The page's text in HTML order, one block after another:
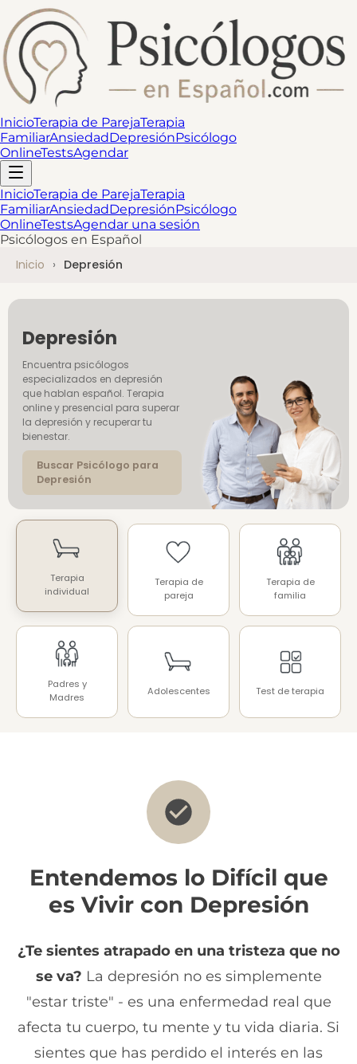
InicioTerapia de ParejaTerapia
FamiliarAnsiedadDepresiónPsicólogo
OnlineTestsAgendar
InicioTerapia de ParejaTerapia
FamiliarAnsiedadDepresiónPsicólogo
OnlineTestsAgendar una sesión
Psicólogos en Español
Inicio Depresión
Depresión
Encuentra psicólogos
especializados en depresión
que hablan español. Terapia
online y presencial para superar
la depresión y recuperar tu
bienestar.
Buscar Psicólogo para
Depresión
Terapia
individual
Terapia de
pareja
Terapia de
familia
Padres y
Madres
Adolescentes Test de terapia
Entendemos lo Difícil que
es Vivir con Depresión
¿Te sientes atrapado en una tristeza que no
se va? La depresión no es simplemente
"estar triste" - es una enfermedad real que
afecta tu cuerpo, tu mente y tu vida diaria. Si
sientes que has perdido el interés en las